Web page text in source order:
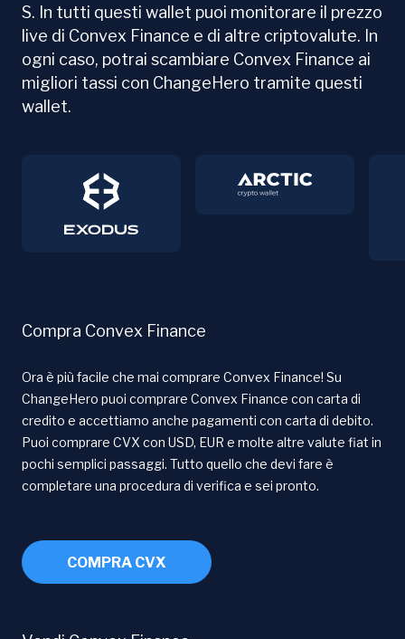
S. In tutti questi wallet puoi monitorare il prezzo
live di Convex Finance e di altre criptovalute. In
ogni caso, potrai scambiare Convex Finance ai
migliori tassi con ChangeHero tramite questi
wallet.
Compra Convex Finance
Ora è più facile che mai comprare Convex Finance! Su
ChangeHero puoi comprare Convex Finance con carta di
credito e accettiamo anche pagamenti con carta di debito.
Puoi comprare CVX con USD, EUR e molte altre valute fiat in
pochi semplici passaggi. Tutto quello che devi fare è
completare una procedura di verifica e sei pronto.
COMPRA CVX